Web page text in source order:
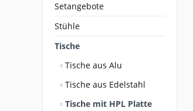
Setangebote
Stühle
Tische
Tische aus Alu
Tische aus Edelstahl
Tische mit HPL Platte